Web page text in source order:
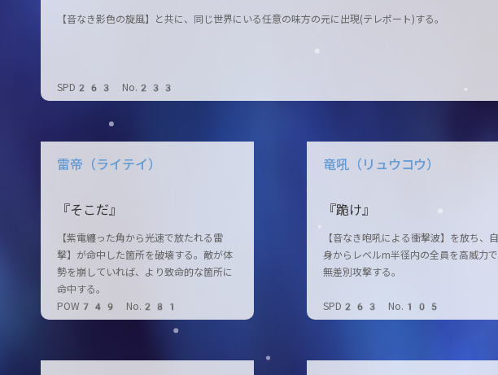
【音なき影色の旋風】と共に、同じ世界にいる任意の味方の元に出現(テレポート)する。
SPD263 No.233
雷帝（ライテイ）
『そこだ』
【紫電纏った角から光速で放たれる雷
撃】が命中した箇所を破壊する。敵が体
勢を崩していれば、より致命的な箇所に
命中する。
POW749 No.281
竜吼（リュウコウ）
『跪け』
【音なき咆吼による衝撃波】を放ち、自
身からレベルm半径内の全員を高威力で
無差別攻撃する。
SPD263 No.105